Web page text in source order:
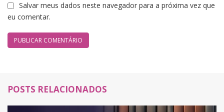
Salvar meus dados neste navegador para a próxima vez que
eu comentar.
POSTS RELACIONADOS